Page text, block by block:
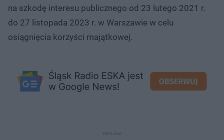
na szkodę interesu publicznego od 23 lutego 2021 r.
do 27 listopada 2023 r. w Warszawie w celu
osiągnięcia korzyści majątkowej.